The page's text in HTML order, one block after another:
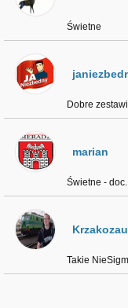
Świetne
Dobre
marian
Świetne - doc.
Takie